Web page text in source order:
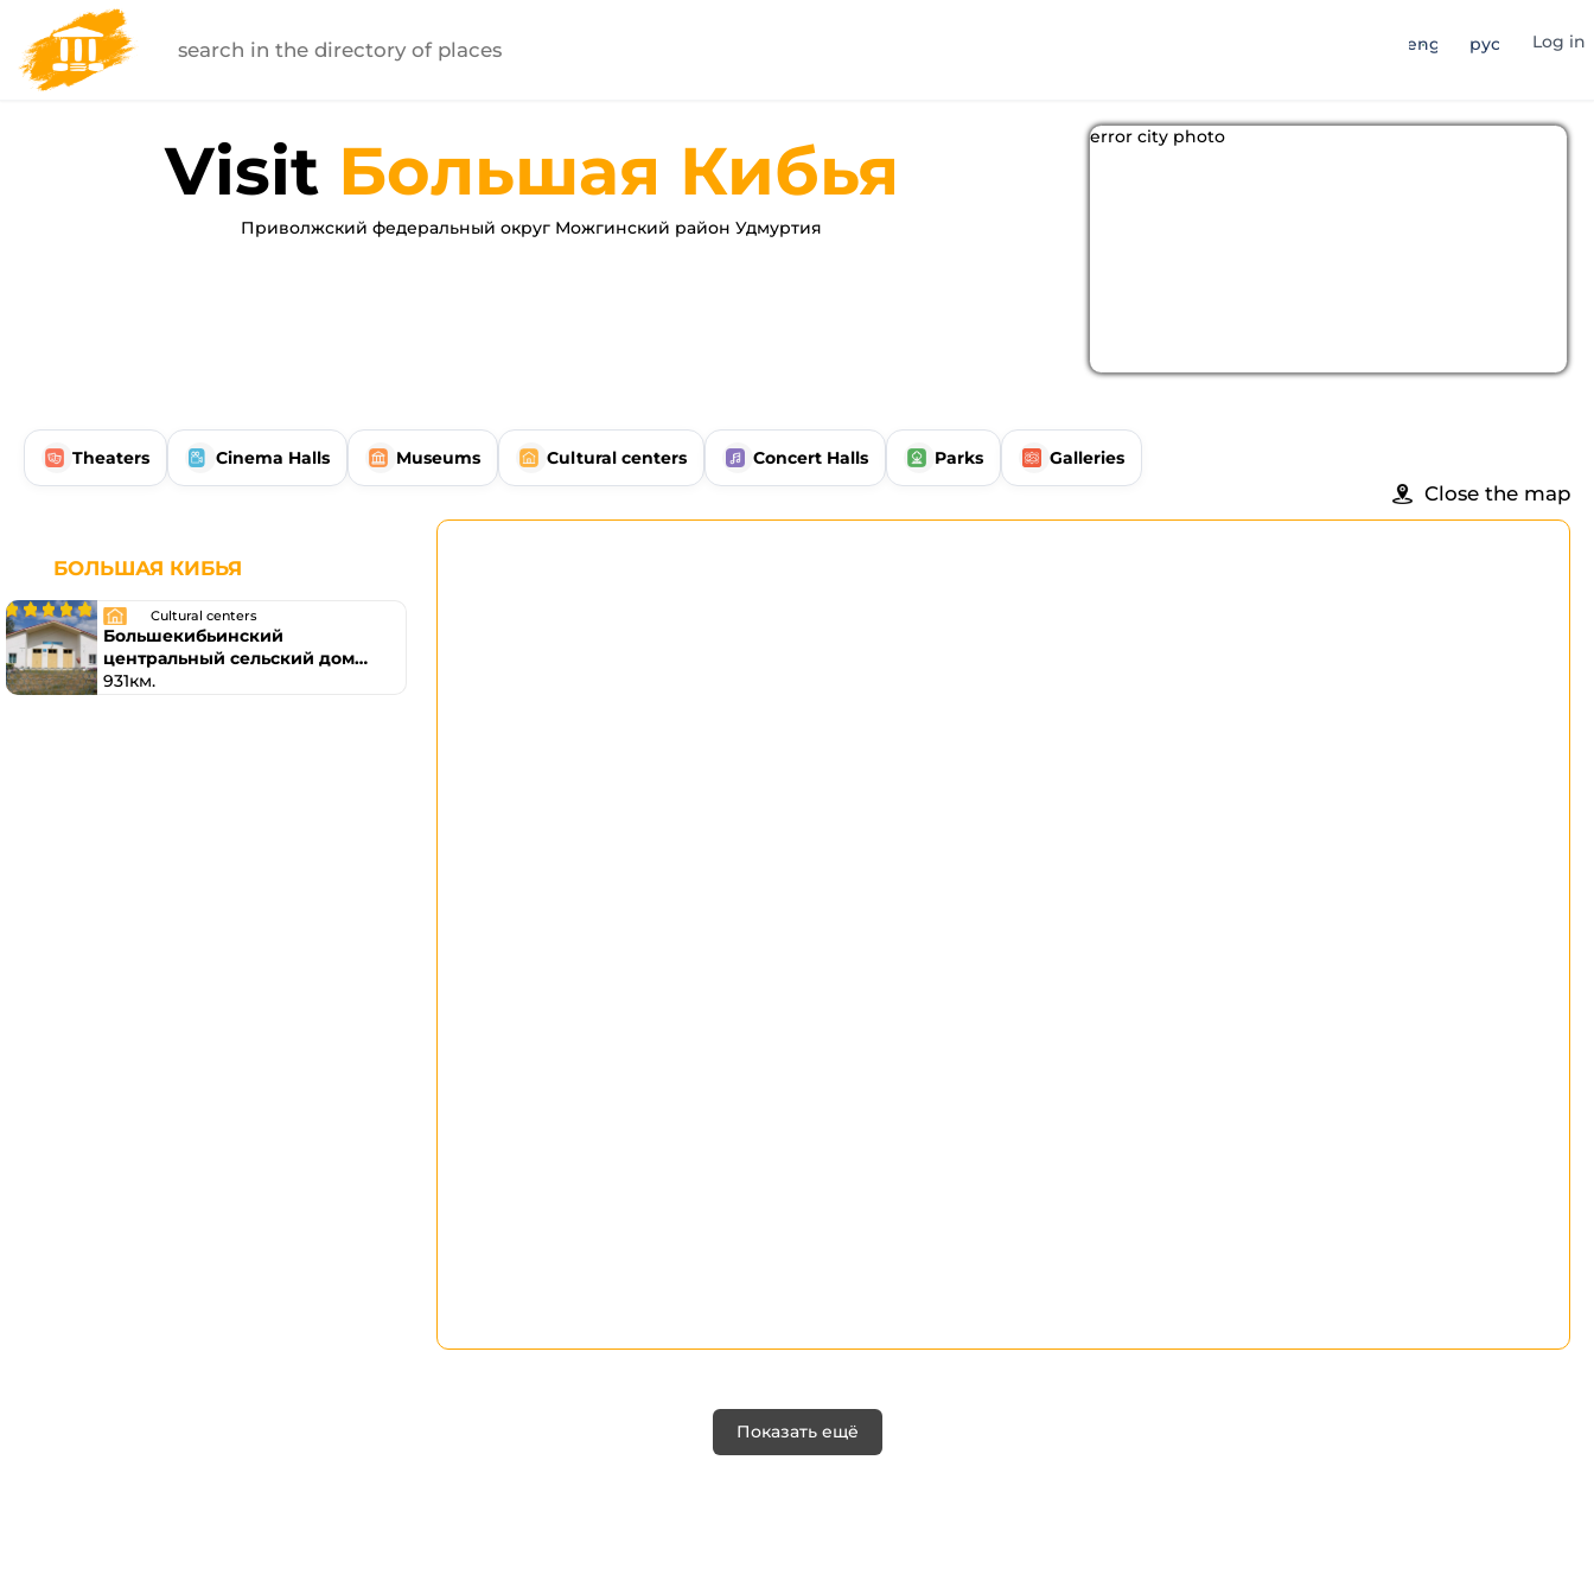
eng рус Log in
Visit Большая Кибья
Приволжский федеральный округ Можгинский район Удмуртия
error city photo
Close the map
Theaters Cinema Halls Museums Cultural centers Concert Halls Parks Galleries
БОЛЬШАЯ КИБЬЯ
Cultural centers
Большекибьинский
центральный сельский дом
культуры
931км.
Показать ещё